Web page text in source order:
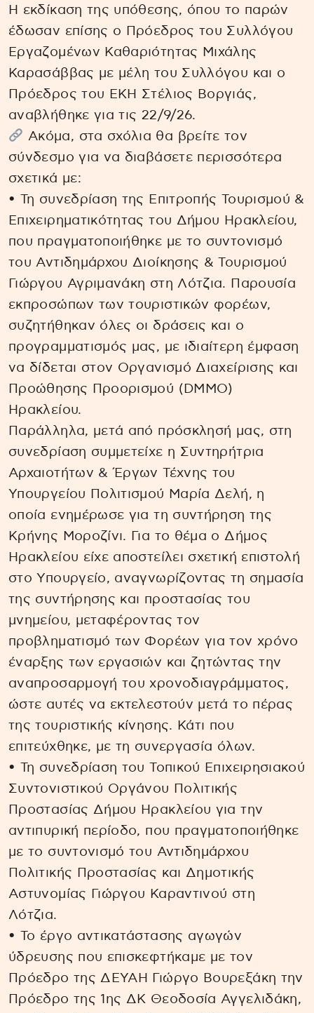
Η εκδίκαση της υπόθεσης, όπου το παρών
έδωσαν επίσης ο Πρόεδρος του Συλλόγου
Εργαζομένων Καθαριότητας Μιχάλης
Καρασάββας με μέλη του Συλλόγου και ο
Πρόεδρος του ΕΚΗ Στέλιος Βοργιάς,
αναβλήθηκε για τις 22/9/26.
Ακόμα, στα σχόλια θα βρείτε τον
σύνδεσμο για να διαβάσετε περισσότερα
σχετικά με:
• Τη συνεδρίαση της Επιτροπής Τουρισμού &
Επιχειρηματικότητας του Δήμου Ηρακλείου,
που πραγματοποιήθηκε με το συντονισμό
του Αντιδημάρχου Διοίκησης & Τουρισμού
Γιώργου Αγριμανάκη στη Λότζια. Παρουσία
εκπροσώπων των τουριστικών φορέων,
συζητήθηκαν όλες οι δράσεις και ο
προγραμματισμός μας, με ιδιαίτερη έμφαση
να δίδεται στον Οργανισμό Διαχείρισης και
Προώθησης Προορισμού (DMMO)
Ηρακλείου.
Παράλληλα, μετά από πρόσκλησή μας, στη
συνεδρίαση συμμετείχε η Συντηρήτρια
Αρχαιοτήτων & Έργων Τέχνης του
Υπουργείου Πολιτισμού Μαρία Δελή, η
οποία ενημέρωσε για τη συντήρηση της
Κρήνης Μοροζίνι. Για το θέμα ο Δήμος
Ηρακλείου είχε αποστείλει σχετική επιστολή
στο Υπουργείο, αναγνωρίζοντας τη σημασία
της συντήρησης και προστασίας του
μνημείου, μεταφέροντας τον
προβληματισμό των Φορέων για τον χρόνο
έναρξης των εργασιών και ζητώντας την
αναπροσαρμογή του χρονοδιαγράμματος,
ώστε αυτές να εκτελεστούν μετά το πέρας
της τουριστικής κίνησης. Κάτι που
επιτεύχθηκε, με τη συνεργασία όλων.
• Τη συνεδρίαση του Τοπικού Επιχειρησιακού
Συντονιστικού Οργάνου Πολιτικής
Προστασίας Δήμου Ηρακλείου για την
αντιπυρική περίοδο, που πραγματοποιήθηκε
με το συντονισμό του Αντιδημάρχου
Πολιτικής Προστασίας και Δημοτικής
Αστυνομίας Γιώργου Καραντινού στη
Λότζια.
• Το έργο αντικατάστασης αγωγών
ύδρευσης που επισκεφτήκαμε με τον
Πρόεδρο της ΔΕΥΑΗ Γιώργο Βουρεξάκη την
Πρόεδρο της 1ης ΔΚ Θεοδοσία Αγγελιδάκη,